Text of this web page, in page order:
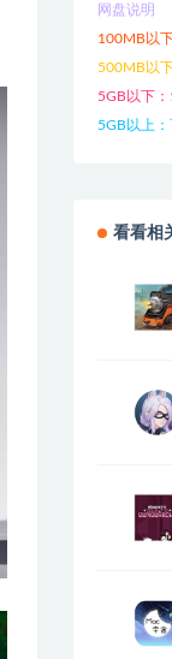
网盘说明
100MB以
500MB以
5GB以下：
5GB以上
看看相